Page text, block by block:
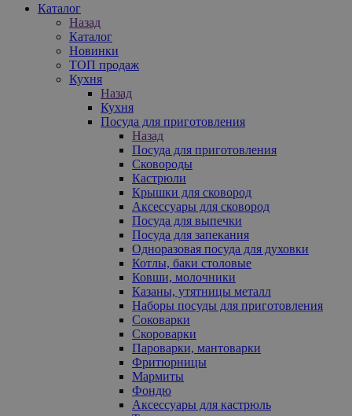
Каталог
Назад
Каталог
Новинки
ТОП продаж
Кухня
Назад
Кухня
Посуда для приготовления
Назад
Посуда для приготовления
Сковороды
Кастрюли
Крышки для сковород
Аксессуары для сковород
Посуда для выпечки
Посуда для запекания
Одноразовая посуда для духовки
Котлы, баки столовые
Ковши, молочники
Казаны, утятницы металл
Наборы посуды для приготовления
Соковарки
Скороварки
Пароварки, мантоварки
Фритюрницы
Мармиты
Фондю
Аксессуары для кастрюль